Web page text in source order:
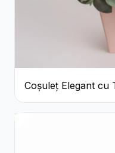
Coșuleț Elegant cu
Lisianthus Alb